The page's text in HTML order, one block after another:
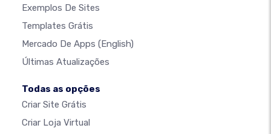
Exemplos De Sites
Templates Grátis
Mercado De Apps (English)
Últimas Atualizações
Todas as opções
Criar Site Grátis
Criar Loja Virtual